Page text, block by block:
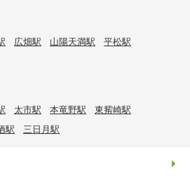
広畑駅 山陽天満駅
平松駅
太市駅 本竜野駅
東觜崎駅
駅 三日月駅